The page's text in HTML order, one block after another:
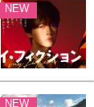
NEW
NEW